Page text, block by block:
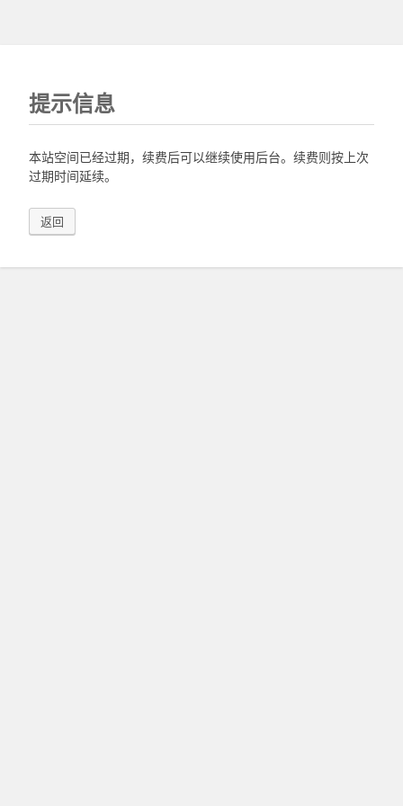
提示信息
本站空间已经过期，续费后可以继续使用后台。续费则按上次
过期时间延续。
返回